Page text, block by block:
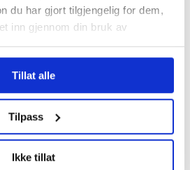
du har gjort tilgjengelig for dem,
inn gjennom din bruk av
Tillat alle
Tilpass
Ikke tillat
nordmenn
bør